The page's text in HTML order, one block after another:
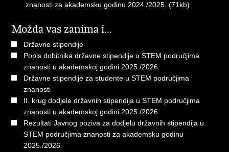
znanosti za akademsku godinu 2024./2025. (71kb)
Možda vas zanima i...
Državne stipendije
Popis dobitnika državne stipendije u STEM područjima
znanosti u akademskoj godini 2025./2026.
Državne stipendije za studente u STEM područjima
znanosti
II. krug dodjele državnih stipendija u STEM područjima
znanosti u akademskoj godini 2025./2026.
Rezultati Javnog poziva za dodjelu državnih stipendija u
STEM područjima znanosti za akademsku godinu
2025./2026.